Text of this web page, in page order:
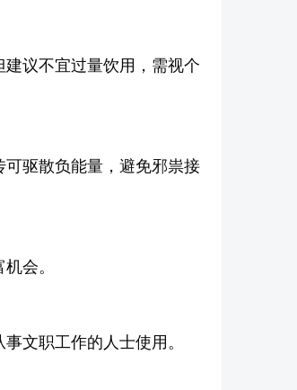
议不宜过量饮用，需视个
驱散负能量，避免邪祟接
会。
文职工作的人士使用。